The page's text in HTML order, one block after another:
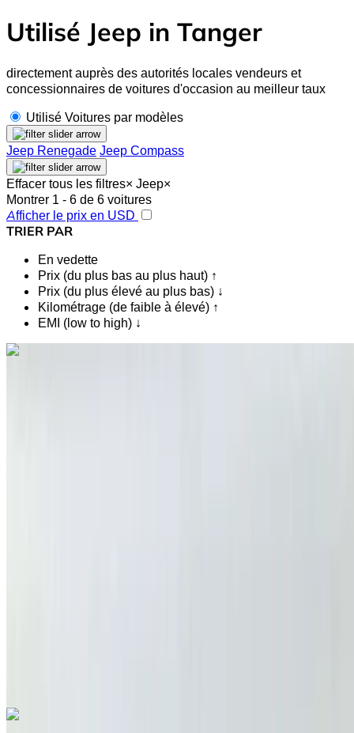
Utilisé Jeep in Tanger
directement auprès des autorités locales vendeurs et
concessionnaires de voitures d'occasion au meilleur taux
Utilisé Voitures par modèles
Jeep Renegade Jeep Compass
Effacer tous les filtres× Jeep×
Montrer 1 - 6 de 6 voitures
Afficher le prix en USD
TRIER PAR
En vedette
Prix (du plus bas au plus haut) ↑
Prix (du plus élevé au plus bas) ↓
Kilométrage (de faible à élevé) ↑
EMI (low to high) ↓
Vous aimez ce que vous voyez ?
Vous aimez ce que vous voyez ?